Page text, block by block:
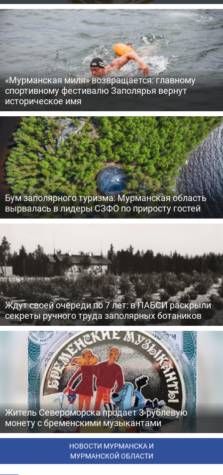
«Мурманская миля» возвращается: главному
спортивному фестивалю Заполярья вернут
историческое имя
Бум заполярного туризма: Мурманская область
вырвалась в лидеры СЗФО по приросту гостей
Ждут своей очереди по 7 лет: в ПАБСИ раскрыли
секреты ручного труда заполярных ботаников
Житель Североморска продает 3-рублевую
монету с бременскими музыкантами
НОВОСТИ МУРМАНСКА И
МУРМАНСКОЙ ОБЛАСТИ